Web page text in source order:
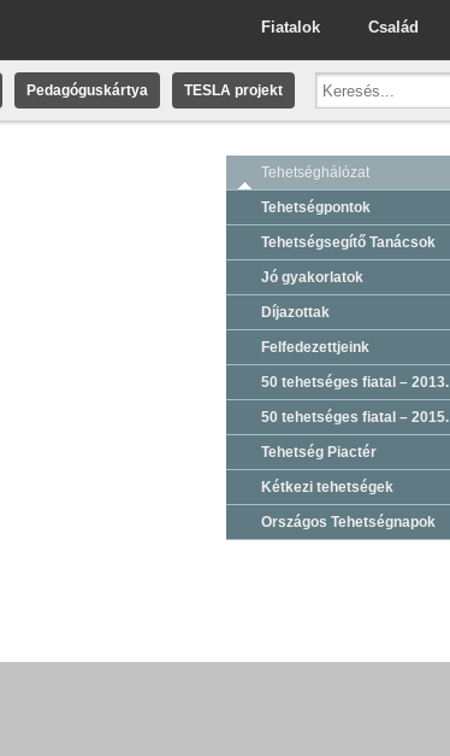
Család
Fiatalok
Pedagóguskártya TESLA projekt
Tehetséghálózat
Tehetségpontok
Tehetségsegítő Tanácsok
Jó gyakorlatok
Díjazottak
Felfedezettjeink
50 tehetséges fiatal – 2013.
50 tehetséges fiatal – 2015.
Tehetség Piactér
Kétkezi tehetségek
Országos Tehetségnapok